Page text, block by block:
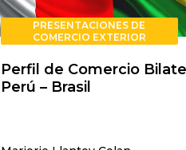
PRESENTACIONES DE
COMERCIO EXTERIOR
Perfil de Comercio
Perú – Brasil